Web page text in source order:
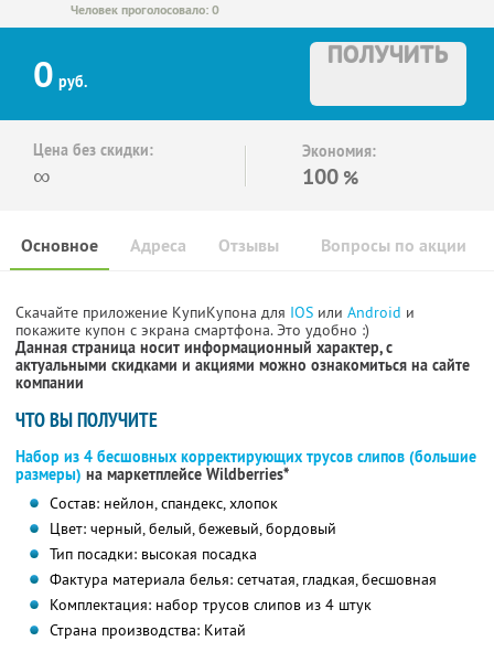
Человек проголосовало: 0
0 руб.
ПОЛУЧИТЬ
Цена без скидки:
∞
Экономия:
100 %
Основное Отзывы Вопросы по акции
Адреса
Скачайте приложение КупиКупона для IOS или Android и
покажите купон с экрана смартфона. Это удобно :)
Данная страница носит информационный характер, с
актуальными скидками и акциями можно ознакомиться на сайте
компании
ЧТО ВЫ ПОЛУЧИТЕ
Набор из 4 бесшовных корректирующих трусов слипов (большие
размеры) на маркетплейсе Wildberries*
Состав: нейлон, спандекс, хлопок
Цвет: черный, белый, бежевый, бордовый
Тип посадки: высокая посадка
Фактура материала белья: сетчатая, гладкая, бесшовная
Комплектация: набор трусов слипов из 4 штук
Страна производства: Китай